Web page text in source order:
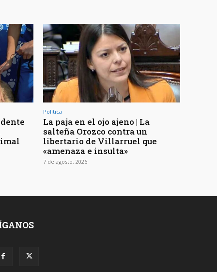
Política
La paja en el ojo ajeno | La
salteña Orozco contra un
libertario de Villarruel que
«amenaza e insulta»
7 de agosto, 2026